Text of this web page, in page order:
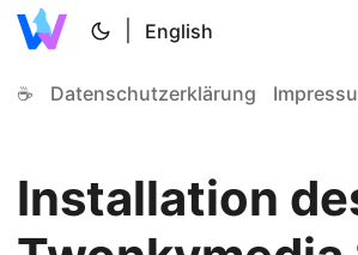
English
☕ Datenschutzerklärung
Installation